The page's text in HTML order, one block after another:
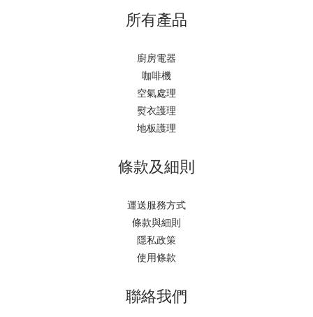
所有產品
廚房電器
咖啡機
空氣處理
熨衣護理
地板護理
條款及細則
運送服務方式
條款與細則
隱私政策
使用條款
聯絡我們